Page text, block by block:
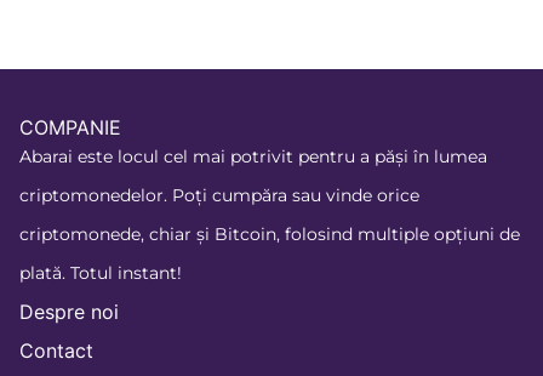
COMPANIE
Abarai este locul cel mai potrivit pentru a păși în lumea
criptomonedelor. Poți cumpăra sau vinde orice
criptomonede, chiar și Bitcoin, folosind multiple opțiuni de
plată. Totul instant!
Despre noi
Contact